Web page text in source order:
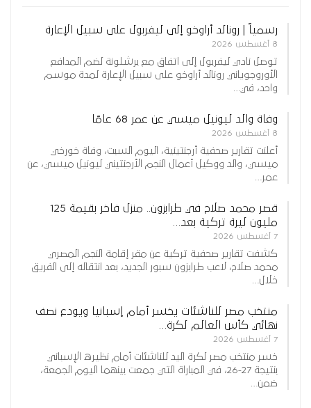
رسمياً | رونالد أراوخو إلى ليفربول على سبيل الإعارة
8 أغسطس 2026
توصل نادي ليفربول إلى اتفاق مع برشلونة لضم المدافع
الأوروجوياني رونالد أراوخو على سبيل الإعارة لمدة موسم
واحد، في…
وفاة والد ليونيل ميسي عن عمر 68 عامًا
8 أغسطس 2026
أعلنت تقارير صحفية أرجنتينية، اليوم السبت، وفاة خورخي
ميسي، والد ووكيل أعمال النجم الأرجنتيني ليونيل ميسي، عن
عمر…
قصر محمد صلاح في طرابزون.. منزل فاخر بقيمة 125
مليون ليرة تركية بعد…
7 أغسطس 2026
كشفت تقارير صحفية تركية عن مقر إقامة النجم المصري
محمد صلاح، لاعب طرابزون سبور الجديد، بعد انتقاله إلى الفريق
خلال…
منتخب مصر للناشئات يخسر أمام إسبانيا ويودع نصف
نهائي كأس العالم لكرة…
7 أغسطس 2026
خسر منتخب مصر لكرة اليد للناشئات أمام نظيره الإسباني
بنتيجة 27-26، في المباراة التي جمعت بينهما اليوم الجمعة،
ضمن…